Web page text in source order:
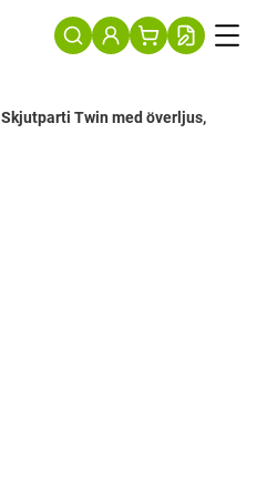
Skjutparti Twin med överljus,